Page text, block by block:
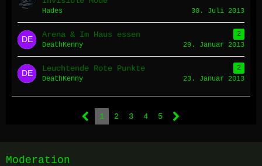
Hades 30. Juli 2013
Arena & Im Haus essen
2
DeathKenny
29. Januar 2013
Leuchtende Rote Punkte
2
DeathKenny
23. Januar 2013
1 2 3 4 5
Moderation